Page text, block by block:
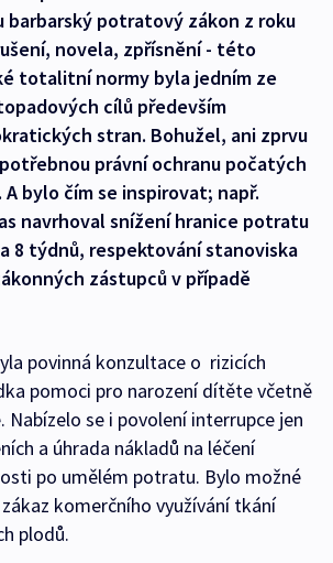
barbarský potratový zákon z roku
novela, zpřísnění - této
totalitní normy byla jedním ze
cílů především
stran. Bohužel, ani zprvu
potřebnou právní ochranu počatých
bylo čím se inspirovat; např.
navrhoval snížení hranice potratu
8 týdnů, respektování stanoviska
zástupců v případě
povinná konzultace o rizicích
pomoci pro narození dítěte včetně
Nabízelo se i povolení interrupce jen
a úhrada nákladů na léčení
po umělém potratu. Bylo možné
komerčního využívání tkání
plodů.